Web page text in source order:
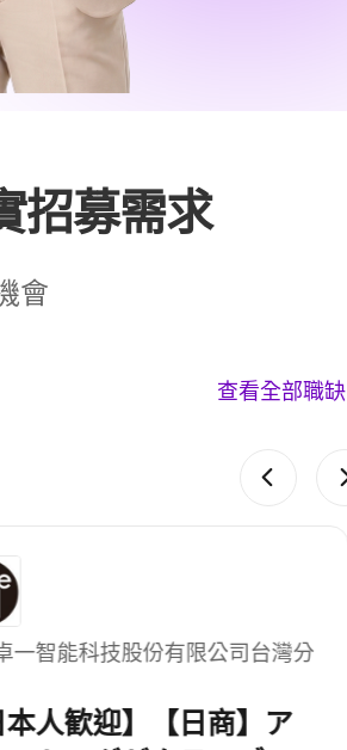
招募需求
會
查看全部職缺
華葳集成股份有限公司
新北)【保障年薪14個月】